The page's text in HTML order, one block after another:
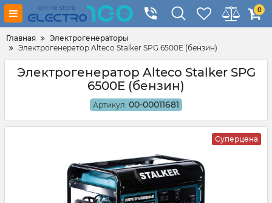
0
Главная
Электрогенераторы
Электрогенератор Alteco Stalker SPG 6500E (бензин)
Электрогенератор Alteco Stalker SPG
6500E (бензин)
Артикул: 00-00011681
Суперцена